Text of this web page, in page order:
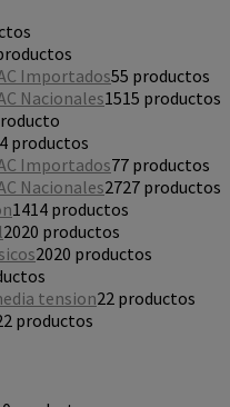
Importados55 productos
Nacionales1515 productos
productos
Importados77 productos
Nacionales2727 productos
1414 productos
2020 productos
2020 productos
tension22 productos
2 productos